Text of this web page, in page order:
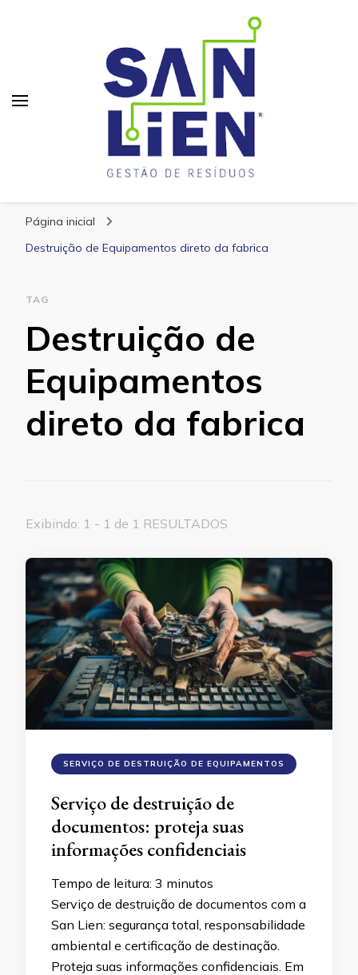
Página inicial
Destruição de Equipamentos direto da fabrica
TAG
Destruição de
Equipamentos
direto da fabrica
Exibindo: 1 - 1 de 1 RESULTADOS
SERVIÇO DE DESTRUIÇÃO DE EQUIPAMENTOS
Serviço de destruição de
documentos: proteja suas
informações confidenciais
Tempo de leitura: 3 minutos
Serviço de destruição de documentos com a
San Lien: segurança total, responsabilidade
ambiental e certificação de destinação.
Proteja suas informações confidenciais. Em